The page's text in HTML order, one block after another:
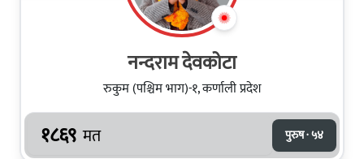
नन्दराम देवकोटा
रुकुम (पश्चिम भाग)-१, कर्णाली प्रदेश
१८६९ मत पुरुष · ५४